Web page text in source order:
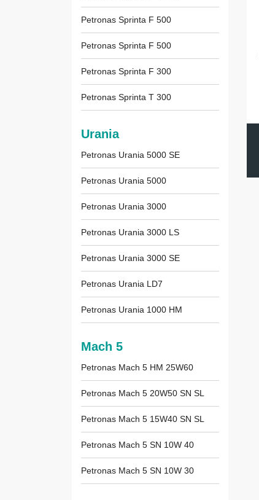
Petronas Sprinta F 500
Petronas Sprinta F 500
Petronas Sprinta F 300
Petronas Sprinta T 300
Urania
Petronas Urania 5000 SE
Petronas Urania 5000
Petronas Urania 3000
Petronas Urania 3000 LS
Petronas Urania 3000 SE
Petronas Urania LD7
Petronas Urania 1000 HM
Mach 5
Petronas Mach 5 HM 25W60
Petronas Mach 5 20W50 SN SL
Petronas Mach 5 15W40 SN SL
Petronas Mach 5 SN 10W 40
Petronas Mach 5 SN 10W 30